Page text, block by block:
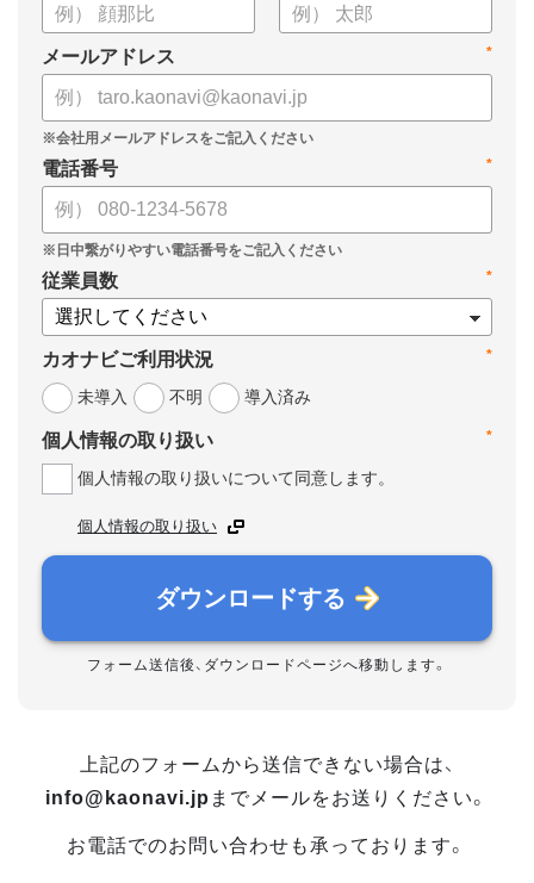
*
メールアドレス
*
電話番号
*
従業員数
*
カオナビご利用状況
未導入
不明 導入済み
*
個人情報の取り扱い
個人情報の取り扱いについて同意します。
個人情報の取り扱い
ダウンロードする
フォーム送信後、ダウンロードページへ移動します。
上記のフォームから送信できない場合は、
info@kaonavi.jp までメールをお送りください。
お電話でのお問い合わせも承っております。